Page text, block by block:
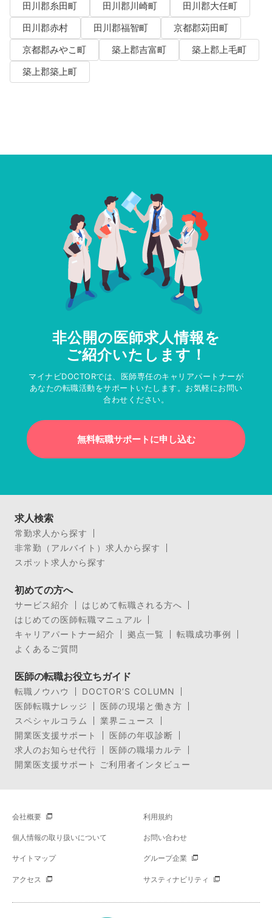
田川郡糸田町
田川郡川崎町
田川郡大任町
田川郡赤村
田川郡福智町
京都郡苅田町
京都郡みやこ町
築上郡吉富町
築上郡上毛町
築上郡築上町
非公開の医師求人情報を
ご紹介いたします！
マイナビDOCTORでは、医師専任のキャリアパートナーが
あなたの転職活動をサポートいたします。お気軽にお問い
合わせください。
無料転職サポートに申し込む
求人検索
常勤求人から探す
非常勤（アルバイト）求人から探す
スポット求人から探す
初めての方へ
サービス紹介
はじめて転職される方へ
はじめての医師転職マニュアル
キャリアパートナー紹介
拠点一覧
転職成功事例
よくあるご質問
医師の転職お役立ちガイド
転職ノウハウ
DOCTOR’S COLUMN
医師転職ナレッジ
医師の現場と働き方
スペシャルコラム
業界ニュース
開業医支援サポート
医師の年収診断
求人のお知らせ代行
医師の職場カルテ
開業医支援サポート ご利用者インタビュー
会社概要 利用規約
個人情報の取り扱いについて お問い合わせ
サイトマップ グループ企業
アクセス サスティナビリティ